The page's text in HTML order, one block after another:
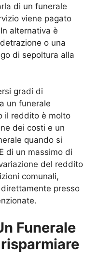
di un funerale
viene pagato
alternativa è
o una
di sepoltura alla
gradi di
un funerale
il reddito è molto
dei costi e un
quando si
di un massimo di
del reddito
comunali,
presso
Funerale